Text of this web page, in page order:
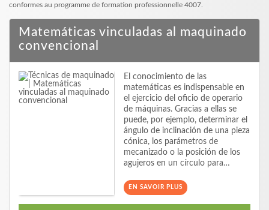
conformes au programme de formation professionnelle 4007.
Matemáticas vinculadas al maquinado
convencional
El conocimiento de las
matemáticas es indispensable en
el ejercicio del oficio de operario
de máquinas. Gracias a ellas se
puede, por ejemplo, determinar el
ángulo de inclinación de una pieza
cónica, los parámetros de
mecanizado o la posición de los
agujeros en un círculo para…
EN SAVOIR PLUS